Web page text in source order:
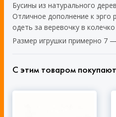
Бусины из натурального
Отличное дополнение к эрго
одеть за веревочку в
Размер игрушки примерно 7
С этим товаром